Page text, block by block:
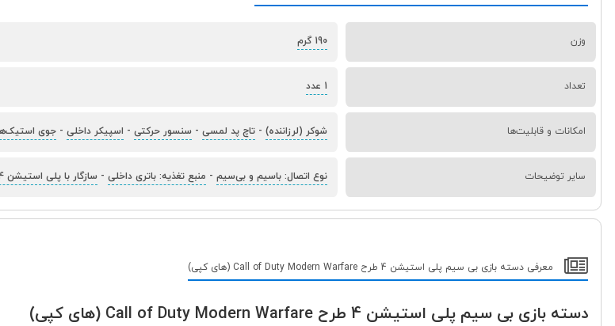
وزن 190 گرم
تعداد 1 عدد
امکانات و قابلیت‌ها شوکر (لرزاننده) -تاچ پد لمسی -سنسور حرکتی - اسپیکر داخلی -جوی
سایر توضیحات نوع اتصال: باسیم و بی‌سیم - منبع تغذیه: باتری داخلی -سازگار با پلی استیشن 4 و PC
معرفی دسته بازی بی سیم پلی استیشن 4 طرح Call of Duty Modern Warfare (های کپی)
دسته بازی بی سیم پلی استیشن 4 طرح Call of Duty Modern Warfare (های کپی)